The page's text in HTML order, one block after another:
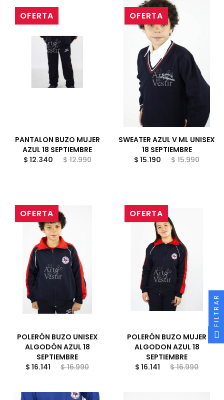
OFERTA
PANTALON BUZO MUJER
AZUL 18 SEPTIEMBRE
$ 12.340
$ 12.990
OFERTA
SWEATER AZUL V ML UNISEX
18 SEPTIEMBRE
$ 15.190
$ 15.990
OFERTA
POLERÓN BUZO UNISEX
ALGODÓN AZUL 18
SEPTIEMBRE
$ 16.141
$ 16.990
OFERTA
POLERÓN BUZO MUJER
ALGODON AZUL 18
SEPTIEMBRE
$ 16.141
$ 16.990
FILTRAR